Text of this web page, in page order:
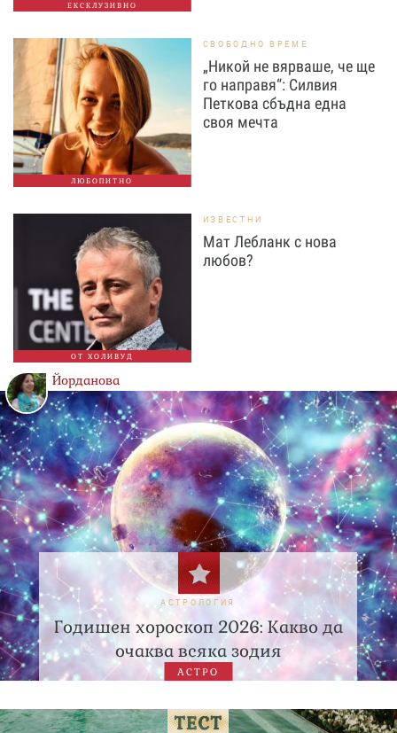
ЕКСКЛУЗИВНО
ЛЮБОПИТНО
СВОБОДНО ВРЕМЕ
„Никой не вярваше, че ще
го направя“: Силвия
Петкова сбъдна една
своя мечта
ОТ ХОЛИВУД
ИЗВЕСТНИ
Мат Лебланк с нова
любов?
Йорданова
АСТРОЛОГИЯ
Годишен хороскоп 2026: Какво да
очаква всяка зодия
АСТРО